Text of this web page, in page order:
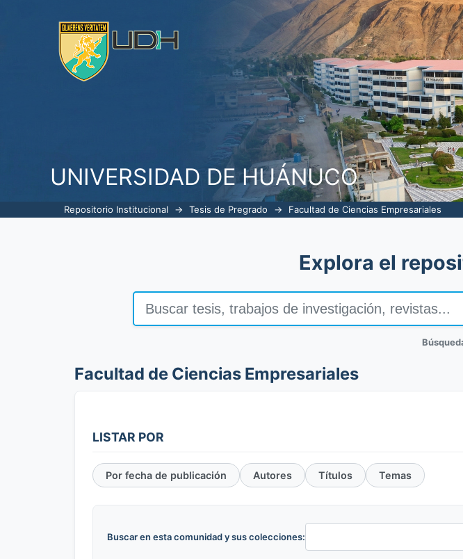
UNIVERSIDAD DE HUÁNUCO
Facultad de Ciencias Empresariales
Repositorio Institucional → Tesis de Pregrado → Facultad de Ciencias Empresariales
Explora el
Facultad de Ciencias Empresariales
LISTAR POR
Por fecha de publicación Autores Títulos Temas
Buscar en esta comunidad y sus colecciones: